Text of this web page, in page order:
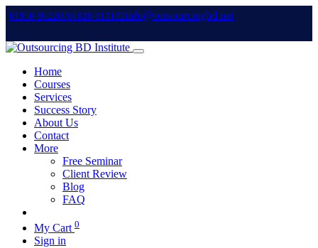
01950-96220701828-015102info@outsourcingbd.net
Home
Courses
Services
Success Story
About Us
Contact
More
Free Seminar
Client Review
Blog
FAQ
My Cart 0
Sign in